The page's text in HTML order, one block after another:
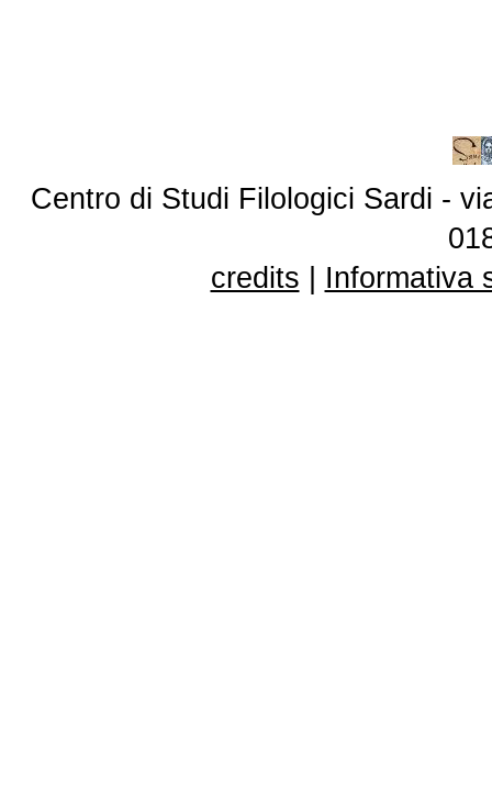
Centro di Studi Filologici Sardi -
credits
Informativa